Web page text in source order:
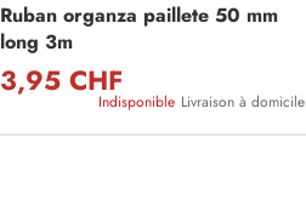
Ruban organza paillete 50 mm
long 3m
3,95 CHF
Indisponible Livraison à domicile